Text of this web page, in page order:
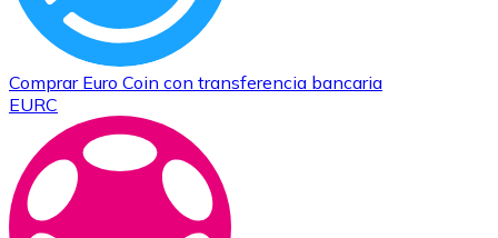
Comprar Euro Coin con transferencia bancaria
EURC